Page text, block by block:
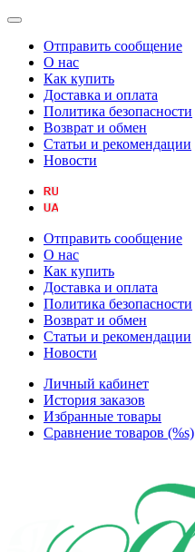
Отправить сообщение
О нас
Как купить
Доставка и оплата
Политика безопасности
Возврат и обмен
Статьи и рекомендации
Новости
Отправить сообщение
О нас
Как купить
Доставка и оплата
Политика безопасности
Возврат и обмен
Статьи и рекомендации
Новости
Личный кабинет
История заказов
Избранные товары
Сравнение товаров (%s)